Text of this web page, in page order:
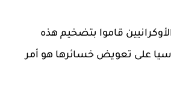
قاموا بتضخيم هذه
على تعويض خسائرها هو أمر